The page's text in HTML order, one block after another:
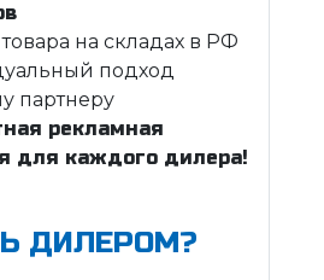
на складах в РФ
подход
партнеру
рекламная
для каждого дилера!
ДИЛЕРОМ?